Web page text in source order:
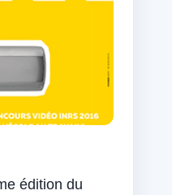
édition du